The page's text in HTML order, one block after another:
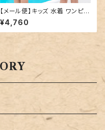
【メール便】キッズ 水着 ワンピー
ス オールインワン 女の子／kid
s576
¥4,760